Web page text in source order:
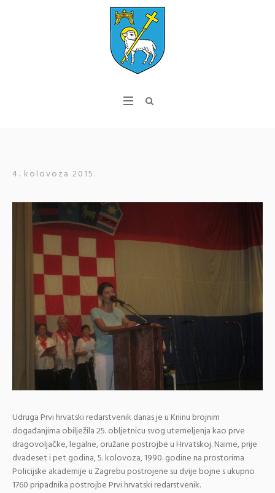
4. kolovoza 2015.
Udruga Prvi hrvatski redarstvenik danas je u Kninu brojnim
događanjima obilježila 25. obljetnicu svog utemeljenja kao prve
dragovoljačke, legalne, oružane postrojbe u Hrvatskoj. Naime, prije
dvadeset i pet godina, 5. kolovoza, 1990. godine na prostorima
Policijske akademije u Zagrebu postrojene su dvije bojne s ukupno
1760 pripadnika postrojbe Prvi hrvatski redarstvenik.